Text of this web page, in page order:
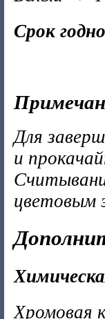
Срок
Для
и
цветовым
Хромовая